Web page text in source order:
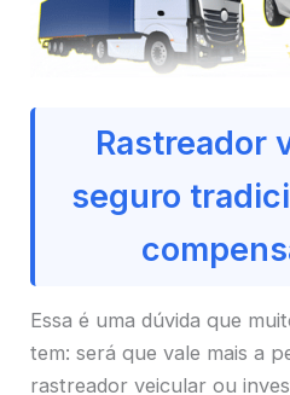
Rastreador
seguro
Essa é uma dúvida que
tem: será que vale mais a
rastreador veicular ou